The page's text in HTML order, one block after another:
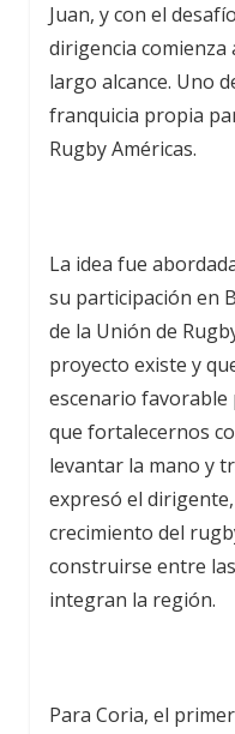
Juan, y con el
dirigencia
largo alcance. Uno
franquicia propia
Rugby Américas.
La idea fue
su participación en
de la Unión de
proyecto existe y
escenario favorable
que fortalecernos
levantar la mano y
expresó el
crecimiento del
construirse entre
integran la región.
Para Coria, el